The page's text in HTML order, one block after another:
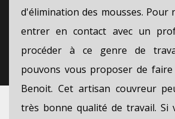
d'élimination des mousses. Pour
entrer en contact avec un
procéder à ce genre de
pouvons vous proposer de faire
Benoit. Cet artisan couvreur
très bonne qualité de travail. Si